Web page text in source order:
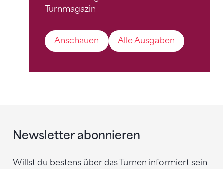
Turnmagazin
Anschauen Alle Ausgaben
Newsletter abonnieren
Willst du bestens über das Turnen informiert sein